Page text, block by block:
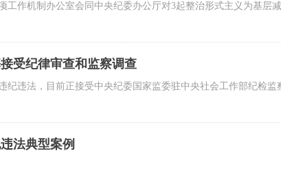
工作机制办公室会同中央纪委办公厅对3起整治形式主义为基层
受纪律审查和监察调查
纪违法，目前正接受中央纪委国家监委驻中央社会工作部纪检监
法典型案例